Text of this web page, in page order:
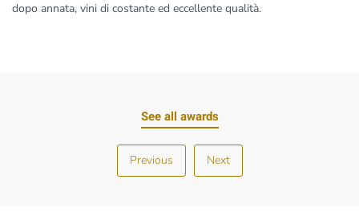
dopo annata, vini di costante ed eccellente qualità.
See all awards
Previous Next